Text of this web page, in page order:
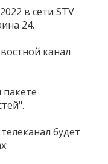
в сети STV
24.
канал
будет